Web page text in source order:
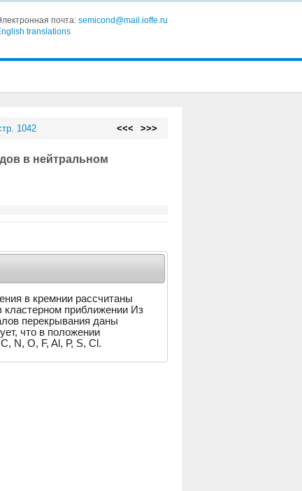
почта: semicond@mail.ioffe.ru
translations
1042 <<< >>>
в нейтральном
в кремнии рассчитаны
кластерном приближении Из
перекрывания даны
что в положении
N, O, F, Al, Р, S, Сl.